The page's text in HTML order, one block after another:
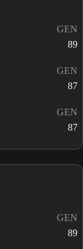
GEN
89
GEN
87
GEN
87
GEN
89